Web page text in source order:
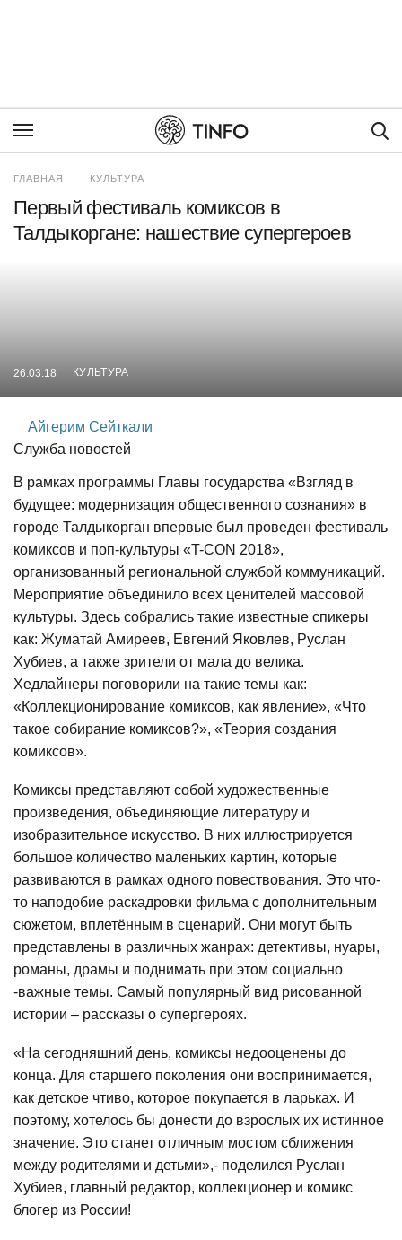
ГЛАВНАЯ КУЛЬТУРА
Первый фестиваль комиксов в
Талдыкоргане: нашествие супергероев
26.03.18 КУЛЬТУРА
Айгерим Сейткали
Служба новостей
В рамках программы Главы государства «Взгляд в
будущее: модернизация общественного сознания» в
городе Талдыкорган впервые был проведен фестиваль
комиксов и поп-культуры «T-CON 2018»,
организованный региональной службой коммуникаций.
Мероприятие объединило всех ценителей массовой
культуры. Здесь собрались такие известные спикеры
как: Жуматай Амиреев, Евгений Яковлев, Руслан
Хубиев, а также зрители от мала до велика.
Хедлайнеры поговорили на такие темы как:
«Коллекционирование комиксов, как явление», «Что
такое собирание комиксов?», «Теория создания
комиксов».
Комиксы представляют собой художественные
произведения, объединяющие литературу и
изобразительное искусство. В них иллюстрируется
большое количество маленьких картин, которые
развиваются в рамках одного повествования. Это что-
то наподобие раскадровки фильма с дополнительным
сюжетом, вплетённым в сценарий. Они могут быть
представлены в различных жанрах: детективы, нуары,
романы, драмы и поднимать при этом социально
-важные темы. Самый популярный вид рисованной
истории – рассказы о супергероях.
«На сегодняшний день, комиксы недооценены до
конца. Для старшего поколения они воспринимается,
как детское чтиво, которое покупается в ларьках. И
поэтому, хотелось бы донести до взрослых их истинное
значение. Это станет отличным мостом сближения
между родителями и детьми»,- поделился Руслан
Хубиев, главный редактор, коллекционер и комикс
блогер из России!